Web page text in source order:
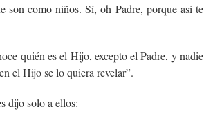
son como niños. Sí, oh Padre, porque así te
quién es el Hijo, excepto el Padre, y nadie
el Hijo se lo quiera revelar”.
dijo solo a ellos: